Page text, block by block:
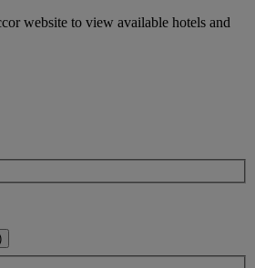
website to view available hotels and